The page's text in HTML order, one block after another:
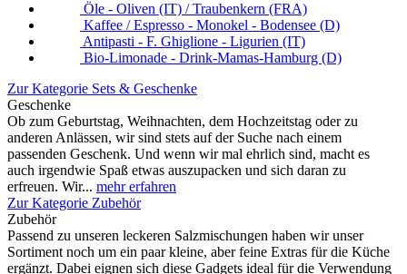
Öle - Oliven (IT) / Traubenkern (FRA)
Kaffee / Espresso - Monokel - Bodensee (D)
Antipasti - F. Ghiglione - Ligurien (IT)
Bio-Limonade - Drink-Mamas-Hamburg (D)
Zur Kategorie Sets & Geschenke
Geschenke
Ob zum Geburtstag, Weihnachten, dem Hochzeitstag oder zu
anderen Anlässen, wir sind stets auf der Suche nach einem
passenden Geschenk. Und wenn wir mal ehrlich sind, macht es
auch irgendwie Spaß etwas auszupacken und sich daran zu
erfreuen. Wir... mehr erfahren
Zur Kategorie Zubehör
Zubehör
Passend zu unseren leckeren Salzmischungen haben wir unser
Sortiment noch um ein paar kleine, aber feine Extras für die Küche
ergänzt. Dabei eignen sich diese Gadgets ideal für die Verwendung